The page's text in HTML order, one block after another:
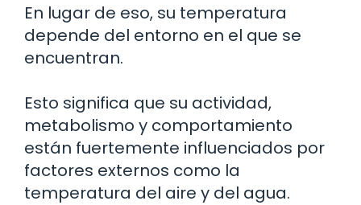
En lugar de eso, su temperatura
depende del entorno en el que se
encuentran.
Esto significa que su actividad,
metabolismo y comportamiento
están fuertemente influenciados por
factores externos como la
temperatura del aire y del agua.